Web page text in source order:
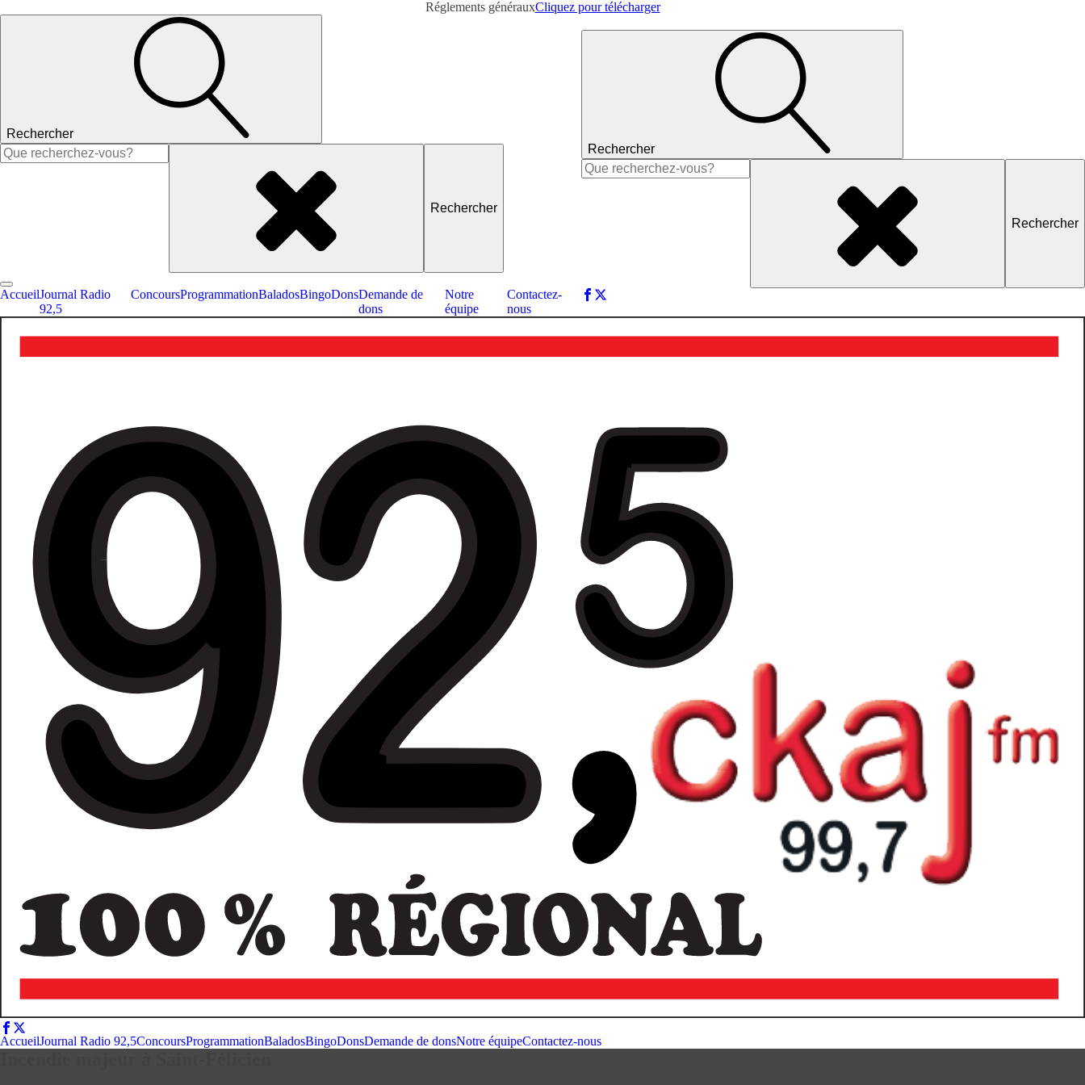
Réglements générauxCliquez pour télécharger
Rechercher
Rechercher :
AccueilJournal Radio
92,5
ConcoursProgrammationBaladosBingoDonsDemande de
dons
Notre
équipe
Contactez-
nous
Rechercher
Rechercher :
AccueilJournal Radio 92,5ConcoursProgrammationBaladosBingoDonsDemande de donsNotre équipeContactez-nous